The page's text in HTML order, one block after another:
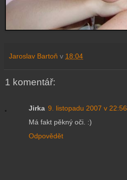
Jaroslav Bartoň v 18:04
1 komentář:
Jirka 9. listopadu 2007 v 22:56
Má fakt pěkný oči. :)
Odpovědět